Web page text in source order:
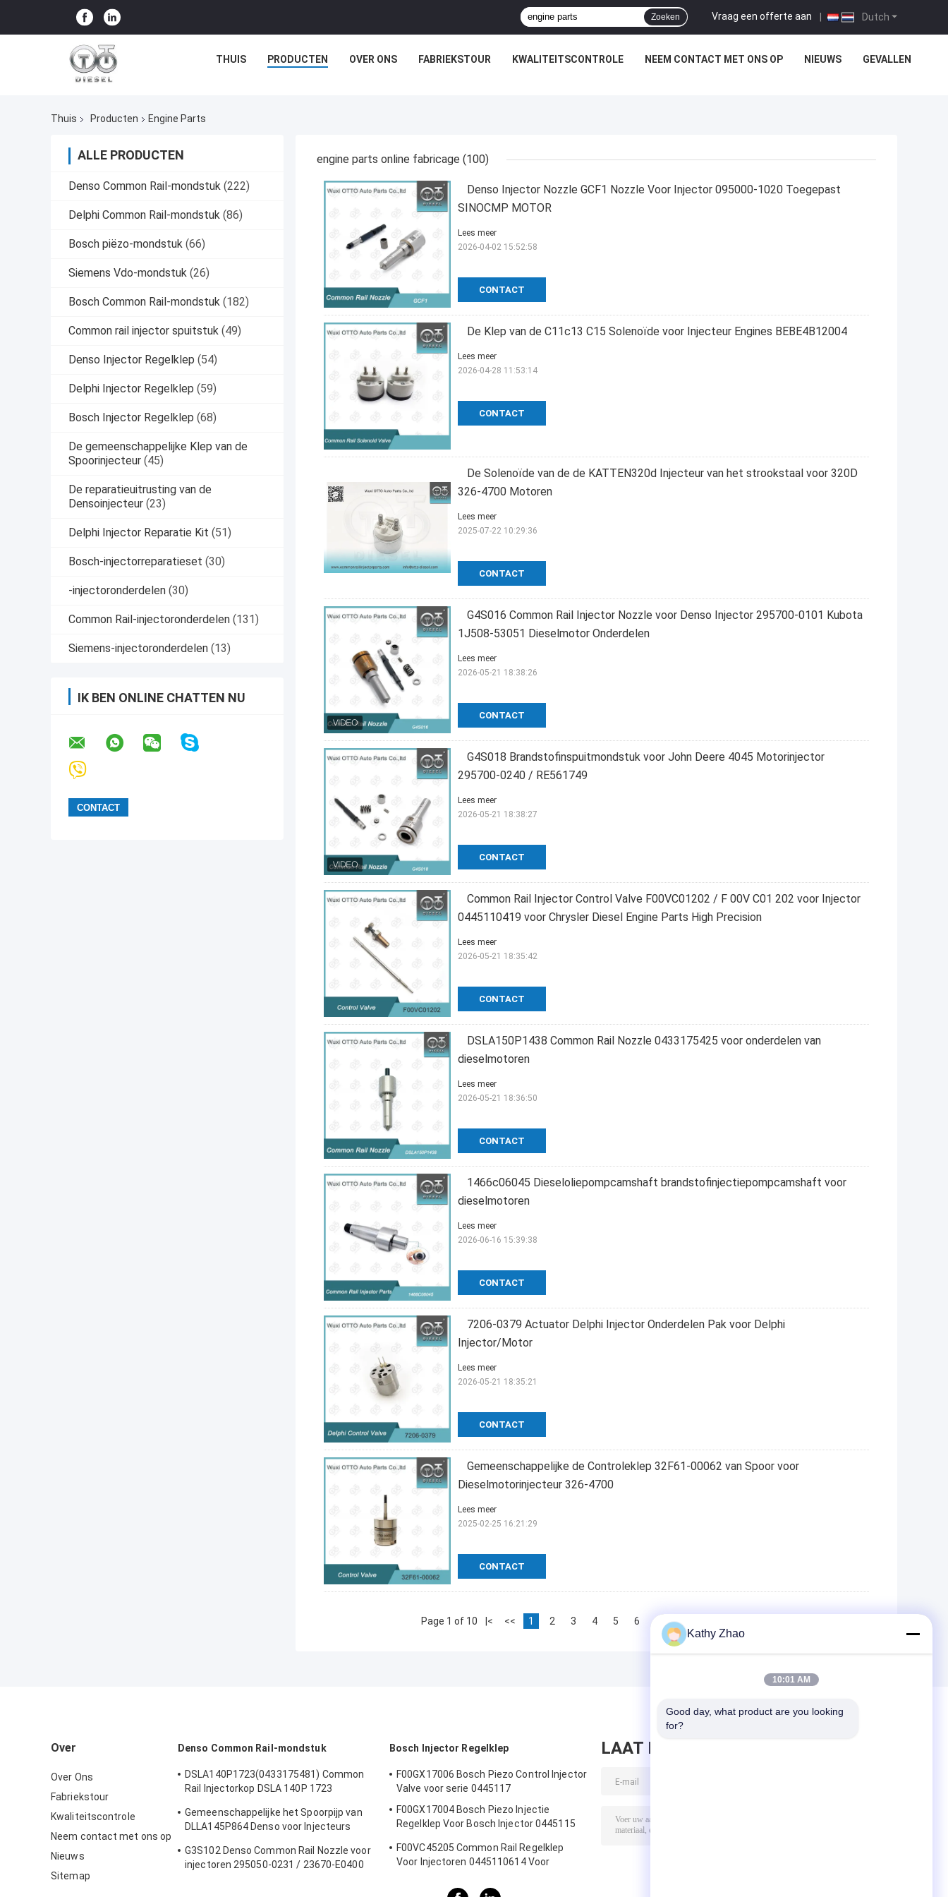
Dutch
Vraag een offerte aan |
Zoeken
THUIS PRODUCTEN OVER ONS FABRIEKSTOUR KWALITEITSCONTROLE NEEM CONTACT MET ONS OP NIEUWS GEVALLEN
Thuis Producten Engine Parts
ALLE PRODUCTEN
Denso Common Rail-mondstuk (222)
Delphi Common Rail-mondstuk (86)
Bosch piëzo-mondstuk (66)
Siemens Vdo-mondstuk (26)
Bosch Common Rail-mondstuk (182)
Common rail injector spuitstuk (49)
Denso Injector Regelklep (54)
Delphi Injector Regelklep (59)
Bosch Injector Regelklep (68)
De gemeenschappelijke Klep van de
Spoorinjecteur (45)
De reparatieuitrusting van de
Densoinjecteur (23)
Delphi Injector Reparatie Kit (51)
Bosch-injectorreparatieset (30)
-injectoronderdelen (30)
Common Rail-injectoronderdelen (131)
Siemens-injectoronderdelen (13)
IK BEN ONLINE CHATTEN NU
engine parts online fabricage (100)
Denso Injector Nozzle GCF1 Nozzle Voor Injector 095000-1020 Toegepast
SINOCMP MOTOR
CONTACT
Lees meer
2026-04-02 15:52:58
De Klep van de C11c13 C15 Solenoïde voor Injecteur Engines BEBE4B12004
CONTACT
Lees meer
2026-04-28 11:53:14
De Solenoïde van de de KATTEN320d Injecteur van het strookstaal voor 320D
326-4700 Motoren
CONTACT
Lees meer
2025-07-22 10:29:36
G4S016 Common Rail Injector Nozzle voor Denso Injector 295700-0101 Kubota
1J508-53051 Dieselmotor Onderdelen
CONTACT
Lees meer
2026-05-21 18:38:26
G4S018 Brandstofinspuitmondstuk voor John Deere 4045 Motorinjector
295700-0240 / RE561749
CONTACT
Lees meer
2026-05-21 18:38:27
Common Rail Injector Control Valve F00VC01202 / F 00V C01 202 voor Injector
0445110419 voor Chrysler Diesel Engine Parts High Precision
CONTACT
Lees meer
2026-05-21 18:35:42
DSLA150P1438 Common Rail Nozzle 0433175425 voor onderdelen van
dieselmotoren
CONTACT
Lees meer
2026-05-21 18:36:50
1466c06045 Dieseloliepompcamshaft brandstofinjectiepompcamshaft voor
dieselmotoren
CONTACT
Lees meer
2026-06-16 15:39:38
7206-0379 Actuator Delphi Injector Onderdelen Pak voor Delphi
Injector/Motor
CONTACT
Lees meer
2026-05-21 18:35:21
Gemeenschappelijke de Controleklep 32F61-00062 van Spoor voor
Dieselmotorinjecteur 326-4700
CONTACT
Lees meer
2025-02-25 16:21:29
Page 1 of 10 |< << 1 2 3 4 5 6 8
Over
Over Ons
Fabriekstour
Kwaliteitscontrole
Neem contact met ons op
Nieuws
Sitemap
Denso Common Rail-mondstuk
DSLA140P1723(0433175481) Common
Rail Injectorkop DSLA 140P 1723
Gemeenschappelijke het Spoorpijp van
DLLA145P864 Denso voor Injecteurs
G3S102 Denso Common Rail Nozzle voor
injectoren 295050-0231 / 23670-E0400
Bosch Injector Regelklep
F00GX17006 Bosch Piezo Control Injector
Valve voor serie 0445117
F00GX17004 Bosch Piezo Injectie
Regelklep Voor Bosch Injector 0445115
F00VC45205 Common Rail Regelklep
Voor Injectoren 0445110614 Voor
LAAT BERICHT ACHTER
Kathy Zhao
10:01 AM
Good day, what product are you looking
for?